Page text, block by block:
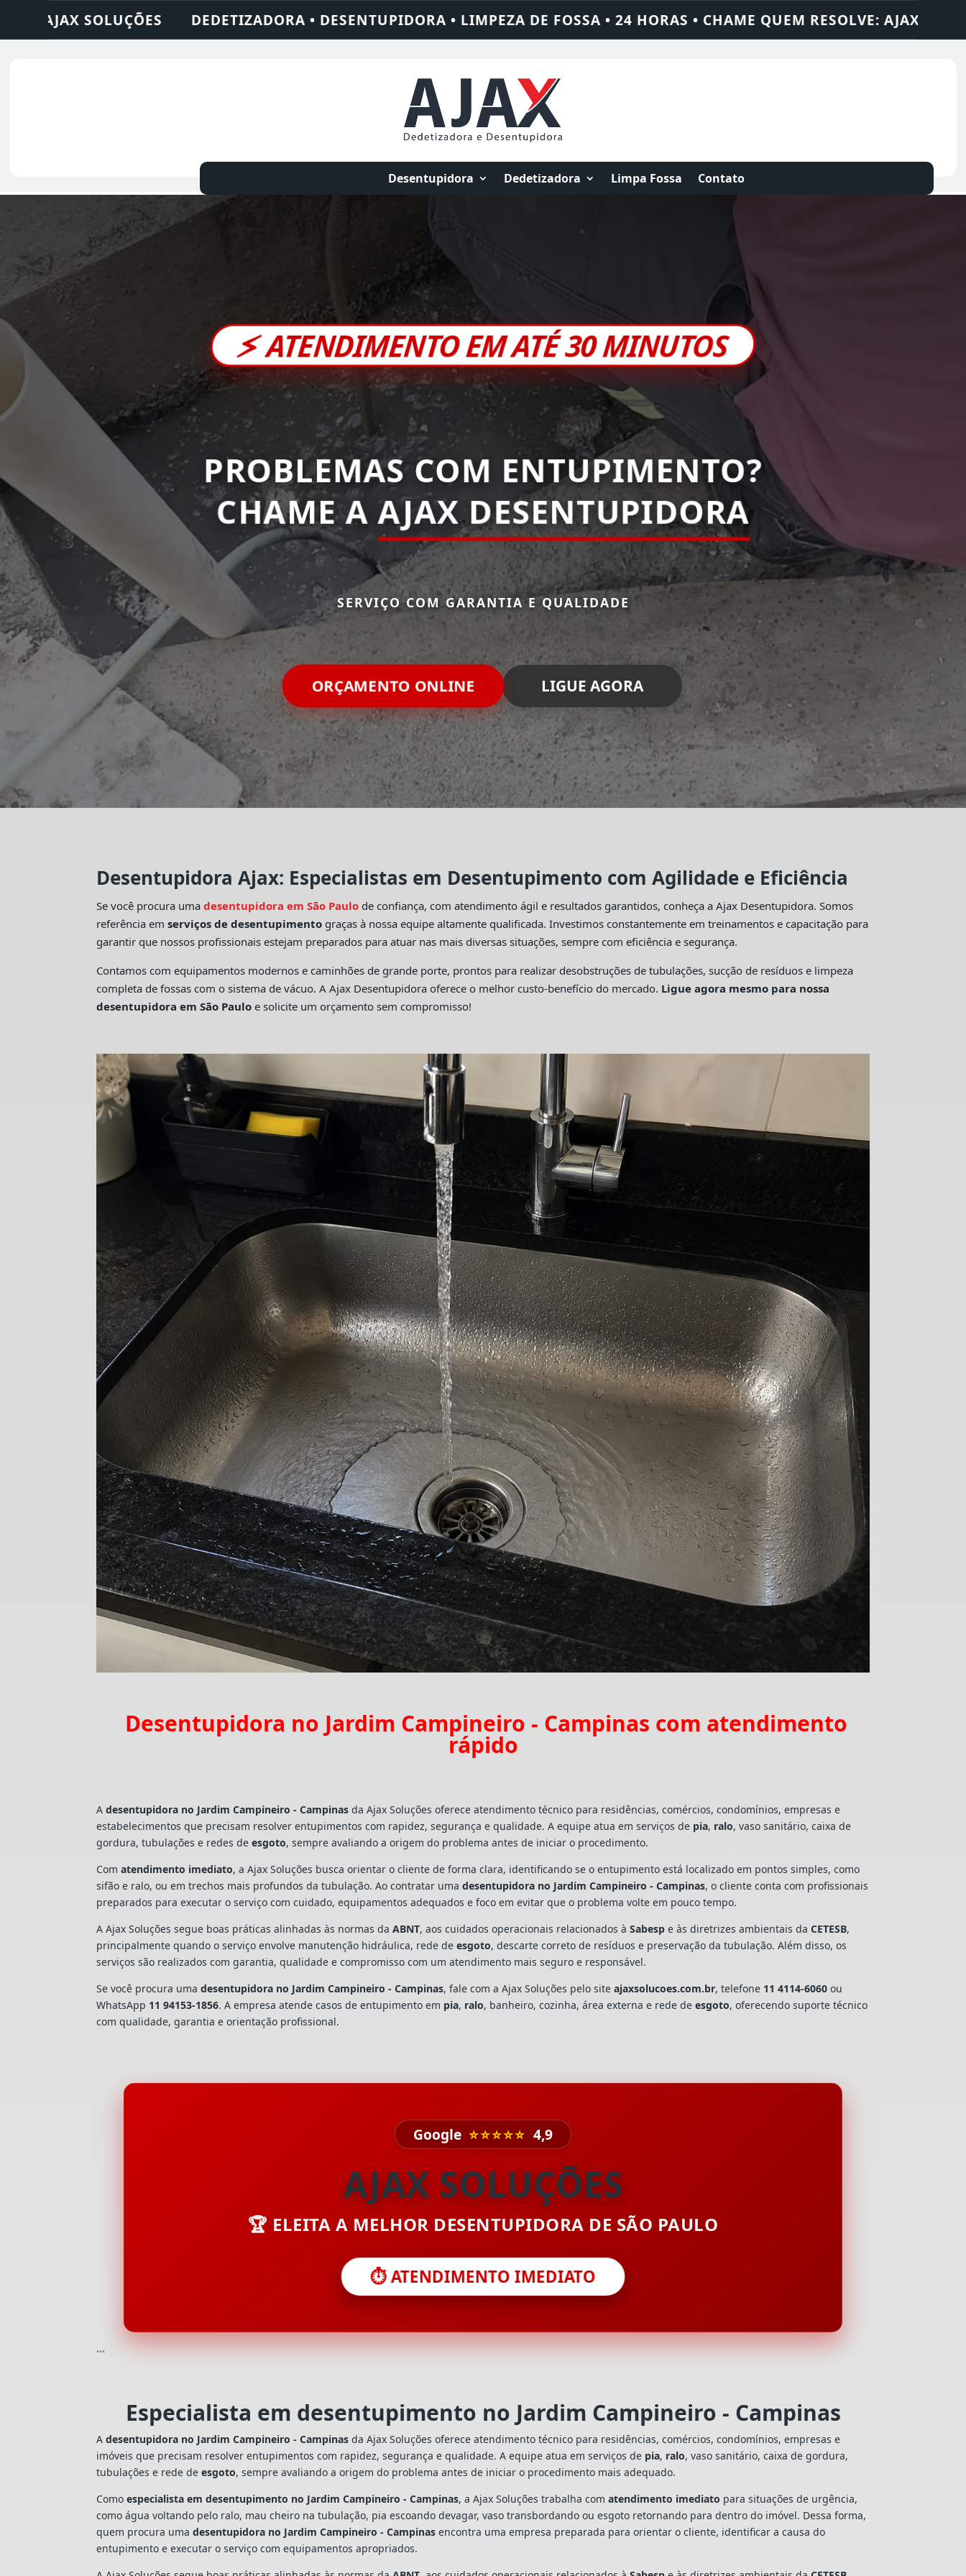
• DESENTUPIDORA • LIMPEZA DE FOSSA • 24 HORAS • CHAME QUEM RESOLVE: AJAX SOLUÇÕES DEDETIZADORA •
Desentupidora Dedetizadora Limpa Fossa Contato
⚡ATENDIMENTO EM ATÉ 30 MINUTOS
PROBLEMAS COM ENTUPIMENTO?
CHAME AAJAX DESENTUPIDORA
SERVIÇO COM GARANTIA E QUALIDADE
ORÇAMENTO ONLINE LIGUE AGORA
Desentupidora Ajax: Especialistas em Desentupimento com Agilidade e Eficiência
Se você procura umadesentupidora em São Paulo de confiança, com atendimento ágil e resultados garantidos, conheça a Ajax Desentupidora. Somos
referência emserviços de desentupimento graças à nossa equipe altamente qualificada. Investimos constantemente em treinamentos e capacitação para
garantir que nossos profissionais estejam preparados para atuar nas mais diversas situações, sempre com eficiência e segurança.
Contamos com equipamentos modernos e caminhões de grande porte, prontos para realizar desobstruções de tubulações, sucção de resíduos e limpeza
completa de fossas com o sistema de vácuo. A Ajax Desentupidora oferece o melhor custo-benefício do mercado. Ligue agora mesmo para nossa
desentupidora em São Paulo e solicite um orçamento sem compromisso!
Desentupidora no Jardim Campineiro - Campinas com atendimento
rápido
Adesentupidora no Jardim Campineiro - Campinas da Ajax Soluções oferece atendimento técnico para residências, comércios, condomínios, empresas e
estabelecimentos que precisam resolver entupimentos com rapidez, segurança e qualidade. A equipe atua em serviços de pia, ralo, vaso sanitário, caixa de
gordura, tubulações e redes deesgoto, sempre avaliando a origem do problema antes de iniciar o procedimento.
Comatendimento imediato, a Ajax Soluções busca orientar o cliente de forma clara, identificando se o entupimento está localizado em pontos simples, como
sifão e ralo, ou em trechos mais profundos da tubulação. Ao contratar umadesentupidora no Jardim Campineiro - Campinas, o cliente conta com profissionais
preparados para executar o serviço com cuidado, equipamentos adequados e foco em evitar que o problema volte em pouco tempo.
A Ajax Soluções segue boas práticas alinhadas às normas daABNT, aos cuidados operacionais relacionados àSabesp e às diretrizes ambientais daCETESB,
principalmente quando o serviço envolve manutenção hidráulica, rede deesgoto, descarte correto de resíduos e preservação da tubulação. Além disso, os
serviços são realizados com garantia, qualidade e compromisso com um atendimento mais seguro e responsável.
Se você procura umadesentupidora no Jardim Campineiro - Campinas, fale com a Ajax Soluções pelo siteajaxsolucoes.com.br, telefone 11 4114-6060 ou
WhatsApp 11 94153-1856. A empresa atende casos de entupimento em pia, ralo, banheiro, cozinha, área externa e rede deesgoto, oferecendo suporte técnico
com qualidade, garantia e orientação profissional.
Google ⭐⭐⭐⭐⭐ 4,9
AJAX SOLUÇÕES
🏆 ELEITA A MELHOR DESENTUPIDORA DE SÃO PAULO
⏱️ ATENDIMENTO IMEDIATO
```
Especialista em desentupimento no Jardim Campineiro - Campinas
Adesentupidora no Jardim Campineiro - Campinas da Ajax Soluções oferece atendimento técnico para residências, comércios, condomínios, empresas e
imóveis que precisam resolver entupimentos com rapidez, segurança e qualidade. A equipe atua em serviços de pia, ralo, vaso sanitário, caixa de gordura,
tubulações e rede deesgoto, sempre avaliando a origem do problema antes de iniciar o procedimento mais adequado.
Comoespecialista em desentupimento no Jardim Campineiro - Campinas, a Ajax Soluções trabalha comatendimento imediato para situações de urgência,
como água voltando pelo ralo, mau cheiro na tubulação, pia escoando devagar, vaso transbordando ou esgoto retornando para dentro do imóvel. Dessa forma,
quem procura umadesentupidora no Jardim Campineiro - Campinas encontra uma empresa preparada para orientar o cliente, identificar a causa do
entupimento e executar o serviço com equipamentos apropriados.